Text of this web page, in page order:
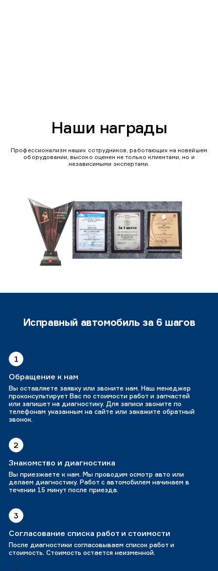
Наши награды
Профессионализм наших сотрудников, работающих на новейшем
оборудовании, высоко оценен не только клиентами, но и
независимыми экспертами.
Исправный автомобиль за 6 шагов
1
Обращение к нам
Вы оставляете заявку или звоните нам. Наш менеджер
проконсультирует Вас по стоимости работ и запчастей
или запишет на диагностику. Для записи звоните по
телефонам указанным на сайте или закажите обратный
звонок.
2
Знакомство и диагностика
Вы приезжаете к нам. Мы проводим осмотр авто или
делаем диагностику. Работ с автомобилем начинаем в
течении 15 минут после приезда.
3
Согласование списка работ и стоимости
После диагностики согласовываем список работ и
стоимость. Стоимость остается неизменной.